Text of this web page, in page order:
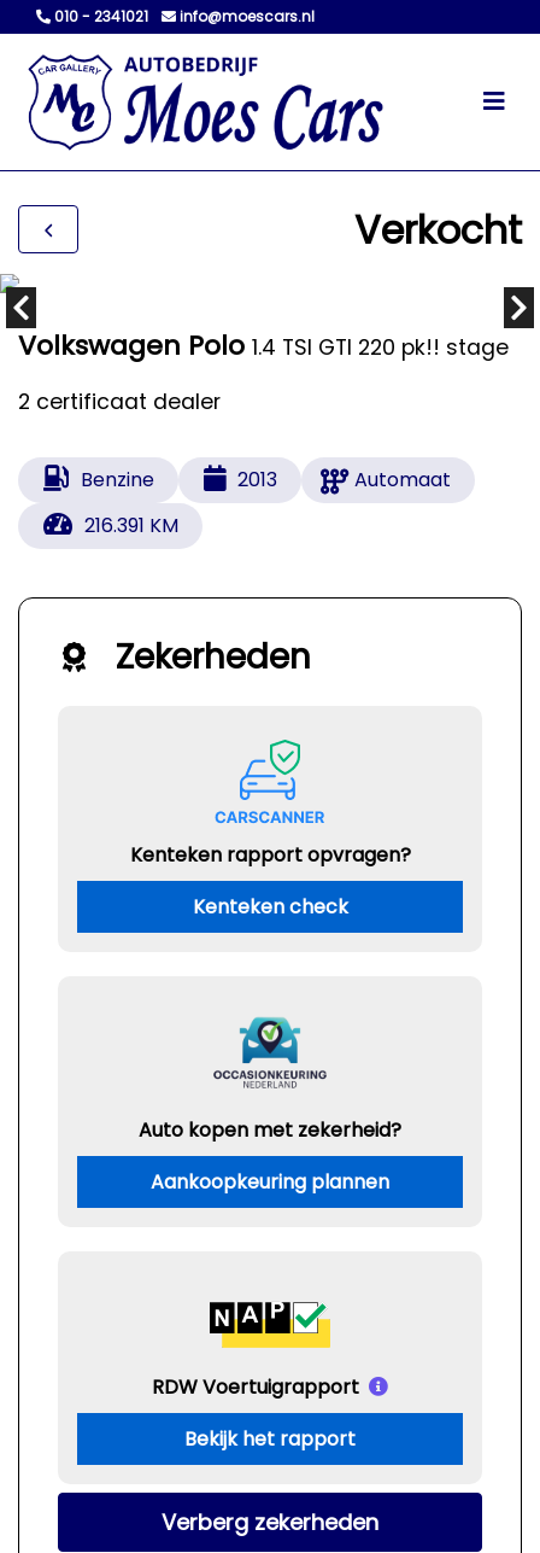
010 - 2341021 info@moescars.nl
Verkocht
Volkswagen Polo 1.4 TSI GTI 220 pk!! stage
2 certificaat dealer
Benzine 2013
Automaat
216.391 KM
Zekerheden
Kenteken rapport opvragen?
Kenteken check
Auto kopen met zekerheid?
Aankoopkeuring plannen
RDW Voertuigrapport
Bekijk het rapport
Verberg zekerheden